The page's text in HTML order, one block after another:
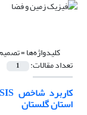
کلیدواژه‌ها =
تعداد مقالات: 1
استان گلستان